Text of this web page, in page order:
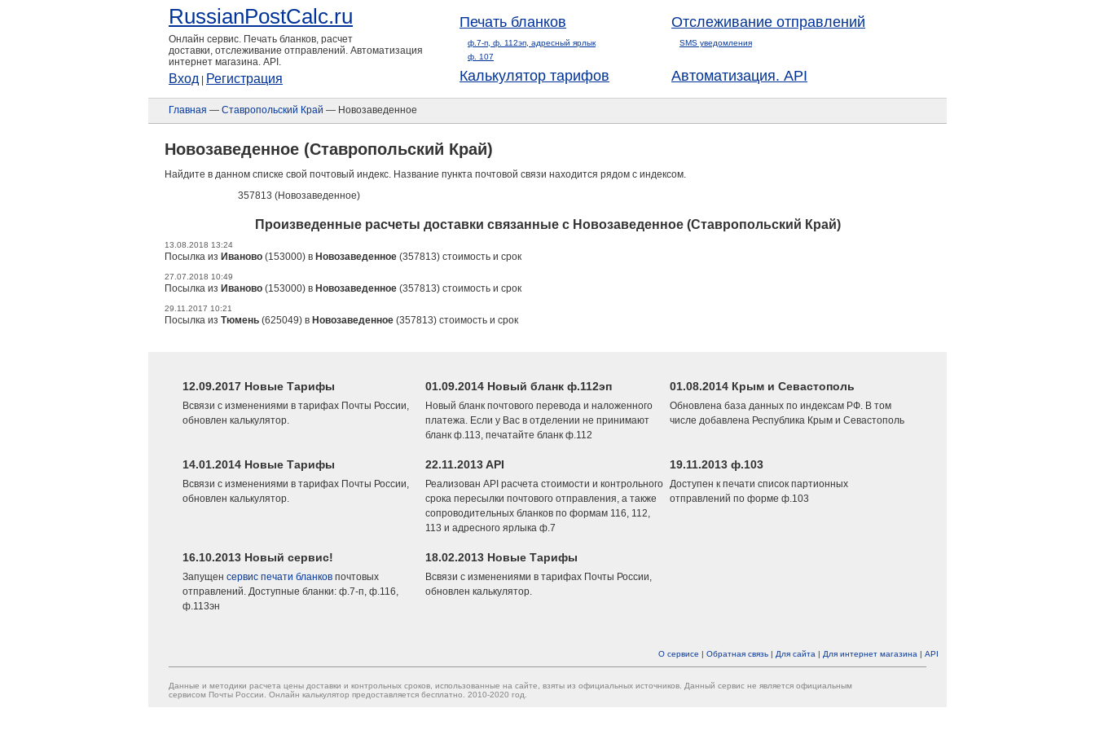
RussianPostCalc.ru
Онлайн сервис. Печать бланков, расчет
доставки, отслеживание отправлений. Автоматизация
интернет магазина. API.
Вход Регистрация
Печать бланков
ф.7-п, ф. 112эп, адресный ярлык
ф. 107
Отслеживание отправлений
SMS уведомления
Калькулятор тарифов Автоматизация. API
Главная — Ставропольский Край — Новозаведенное
Новозаведенное (Ставропольский Край)
Найдите в данном списке свой почтовый индекс. Название пункта почтовой связи находится рядом с индексом.
357813 (Новозаведенное)
Произведенные расчеты доставки связанные с Новозаведенное (Ставропольский Край)
13.08.2018 13:24
Посылка из Иваново (153000) в Новозаведенное (357813) стоимость и срок
27.07.2018 10:49
Посылка из Иваново (153000) в Новозаведенное (357813) стоимость и срок
29.11.2017 10:21
Посылка из Тюмень (625049) в Новозаведенное (357813) стоимость и срок
12.09.2017 Новые Тарифы
Всвязи с изменениями в тарифах Почты России,
обновлен калькулятор.
01.09.2014 Новый бланк ф.112эп
Новый бланк почтового перевода и наложенного
платежа. Если у Вас в отделении не принимают
бланк ф.113, печатайте бланк ф.112
01.08.2014 Крым и Севастополь
Обновлена база данных по индексам РФ. В том
числе добавлена Республика Крым и Севастополь
14.01.2014 Новые Тарифы
Всвязи с изменениями в тарифах Почты России,
обновлен калькулятор.
22.11.2013 API
Реализован API расчета стоимости и контрольного
срока пересылки почтового отправления, а также
сопроводительных бланков по формам 116, 112,
113 и адресного ярлыка ф.7
19.11.2013 ф.103
Доступен к печати список партионных
отправлений по форме ф.103
16.10.2013 Новый сервис!
Запущен сервис печати бланков почтовых
отправлений. Доступные бланки: ф.7-п, ф.116,
ф.113эн
18.02.2013 Новые Тарифы
Всвязи с изменениями в тарифах Почты России,
обновлен калькулятор.
О сервисе | Обратная связь | Для сайта | Для интернет магазина | API
Данные и методики расчета цены доставки и контрольных сроков, использованные на сайте, взяты из официальных источников. Данный сервис не является официальным
сервисом Почты России. Онлайн калькулятор предоставляется бесплатно. 2010-2020 год.